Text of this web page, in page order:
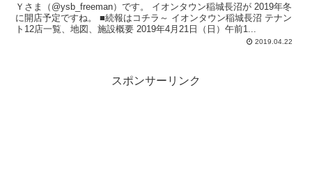
Ｙさま（@ysb_freeman）です。 イオンタウン稲城長沼が 2019年冬
に開店予定ですね。 ■続報はコチラ～ イオンタウン稲城長沼 テナン
ト12店一覧、地図、施設概要 2019年4月21日（日）午前1...
2019.04.22
スポンサーリンク